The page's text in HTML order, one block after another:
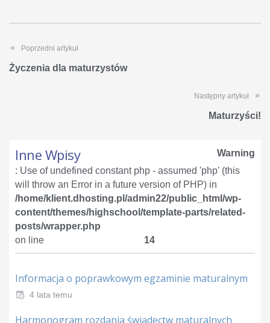
Poprzedni artykuł
Życzenia dla maturzystów
Następny artykuł
Maturzyści!
Inne Wpisy
Warning
: Use of undefined constant php - assumed 'php' (this
will throw an Error in a future version of PHP) in
/home/klient.dhosting.pl/admin22/public_html/wp-
content/themes/highschool/template-parts/related-
posts/wrapper.php
on line
14
Informacja o poprawkowym egzaminie maturalnym
4 lata temu
Harmonogram rozdania świadectw maturalnych